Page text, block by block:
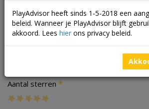
Aantal sterren *
PlayAdvisor heeft sinds 1-5-2018 een
beleid. Wanneer je PlayAdvisor blijft
akkoord. Lees hier ons privacy beleid.